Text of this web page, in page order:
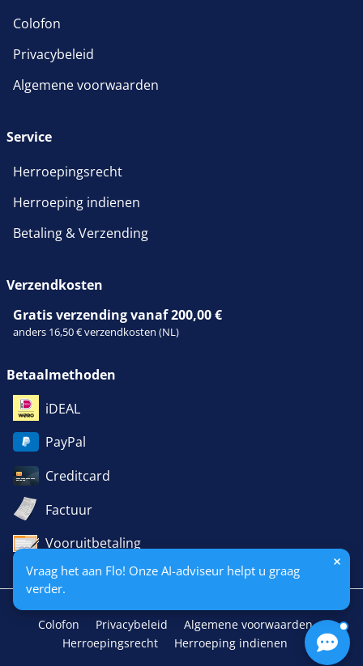
Vraag het aan Flo! Onze AI-adviseur helpt u graag
verder.
Colofon
Privacybeleid
Algemene voorwaarden
Service
Herroepingsrecht
Herroeping indienen
Betaling & Verzending
Verzendkosten
Gratis verzending vanaf 200,00 €
anders 16,50 € verzendkosten (NL)
Betaalmethoden
iDEAL
PayPal
Creditcard
Factuur
Vooruitbetaling
Colofon Privacybeleid
Algemene voorwaarden
Herroepingsrecht
Herroeping indienen